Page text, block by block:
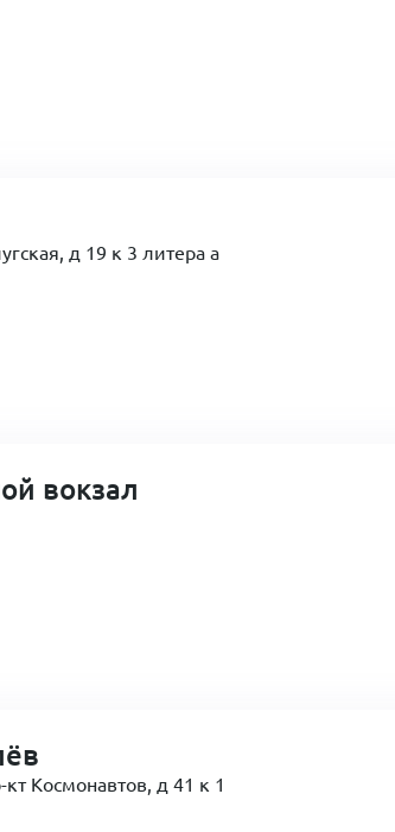
д 19 к 3 литера а
вокзал
Космонавтов, д 41 к 1